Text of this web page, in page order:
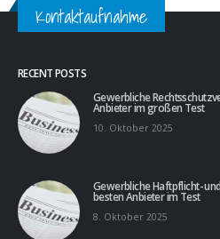
Kontaktaufnahme
RECENT POSTS
Gewerbliche
Anbieter im großen Test
10. Oktober 2025
Gewerbliche Haftpflicht-
besten Anbieter im Test
8. Oktober 2025